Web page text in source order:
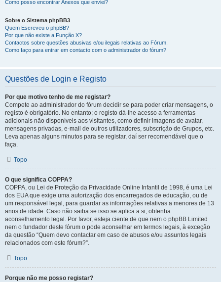
Como posso encontrar Anexos que enviei?
Sobre o Sistema phpBB3
Quem Escreveu o phpBB?
Por que não existe a Função X?
Contactos sobre questões abusivas e/ou ilegais relativas ao Fórum.
Como faço para entrar em contacto com o administrador do fórum?
Questões de Login e Registo
Por que motivo tenho de me registar?
Compete ao administrador do fórum decidir se para poder criar mensagens, o
registo é obrigatório. No entanto; o registo dá-lhe acesso a ferramentas
adicionais não disponíveis aos visitantes, como definir imagens de avatar,
mensagens privadas, e-mail de outros utilizadores, subscrição de Grupos, etc.
Leva apenas alguns minutos para se registar, daí ser recomendável que o
faça.
Topo
O que significa COPPA?
COPPA, ou Lei de Proteção da Privacidade Online Infantil de 1998, é uma Lei
dos EUA que exige uma autorização dos encarregados de educação, ou de
um responsável legal, para guardar as informações relativas a menores de 13
anos de idade. Caso não saiba se isso se aplica a si, obtenha
aconselhamento legal. Por favor, esteja ciente de que nem o phpBB Limited
nem o fundador deste fórum o pode aconselhar em termos legais, à exceção
da questão “Quem devo contactar em caso de abusos e/ou assuntos legais
relacionados com este fórum?”.
Topo
Porque não me posso registar?